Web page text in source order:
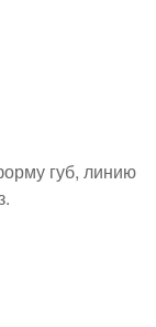
губ, линию